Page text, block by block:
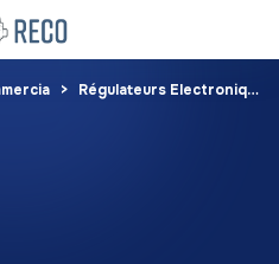
Régulateurs Electronique